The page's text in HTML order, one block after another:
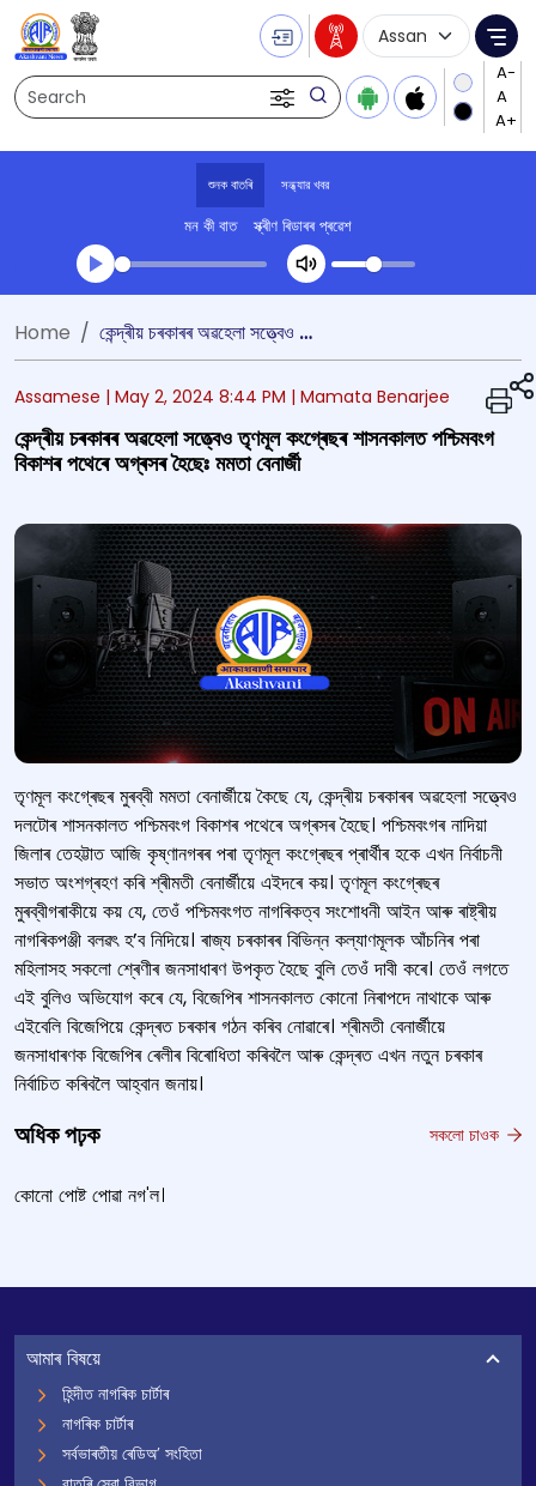
Search
Language
শুনক বাতৰি সন্ধ্যার খবর
মন কী বাত স্ক্ৰীণ ৰিডাৰৰ প্ৰৱেশ
Transcript summary
খেলা অডিঅ' সন্ধ্যার খবর
Home কেন্দ্ৰীয় চৰকাৰৰ অৱহেলা সত্ত্বেও তৃণমূল কংগ্ৰেছৰ শাসনকালত পশ্চিমবংগ বিকাশৰ পথেৰে অগ্ৰসৰ হৈছেঃ মমতা বেনাৰ্জী
Assamese | May 2, 2024 8:44 PM | Mamata Benarjee
কেন্দ্ৰীয় চৰকাৰৰ অৱহেলা সত্ত্বেও তৃণমূল কংগ্ৰেছৰ শাসনকালত পশ্চিমবংগ
বিকাশৰ পথেৰে অগ্ৰসৰ হৈছেঃ মমতা বেনাৰ্জী
তৃণমূল কংগ্ৰেছৰ মুৰব্বী মমতা বেনাৰ্জীয়ে কৈছে যে, কেন্দ্ৰীয় চৰকাৰৰ অৱহেলা সত্ত্বেও
দলটোৰ শাসনকালত পশ্চিমবংগ বিকাশৰ পথেৰে অগ্ৰসৰ হৈছে। পশ্চিমবংগৰ নাদিয়া
জিলাৰ তেহট্টাত আজি কৃষ্ণানগৰৰ পৰা তৃণমূল কংগ্ৰেছৰ প্ৰাৰ্থীৰ হকে এখন নির্বাচনী
সভাত অংশগ্ৰহণ কৰি শ্ৰীমতী বেনাৰ্জীয়ে এইদৰে কয়। তৃণমূল কংগ্ৰেছৰ
মুৰব্বীগৰাকীয়ে কয় যে, তেওঁ পশ্চিমবংগত নাগৰিকত্ব সংশোধনী আইন আৰু ৰাষ্ট্ৰীয়
নাগৰিকপঞ্জী বলৱৎ হ’ব নিদিয়ে। ৰাজ্য চৰকাৰৰ বিভিন্ন কল্যাণমূলক আঁচনিৰ পৰা
মহিলাসহ সকলো শ্ৰেণীৰ জনসাধাৰণ উপকৃত হৈছে বুলি তেওঁ দাবী কৰে। তেওঁ লগতে
এই বুলিও অভিযোগ কৰে যে, বিজেপিৰ শাসনকালত কোনো নিৰাপদে নাথাকে আৰু
এইবেলি বিজেপিয়ে কেন্দ্ৰত চৰকাৰ গঠন কৰিব নোৱাৰে। শ্ৰীমতী বেনাৰ্জীয়ে
জনসাধাৰণক বিজেপিৰ ৰেলীৰ বিৰোধিতা কৰিবলৈ আৰু কেন্দ্ৰত এখন নতুন চৰকাৰ
নিৰ্বাচিত কৰিবলৈ আহ্বান জনায়।
অধিক পঢ়ক সকলো চাওক
কোনো পোষ্ট পোৱা নগ'ল।
আমাৰ বিষয়ে
হিন্দীত নাগৰিক চাৰ্টাৰ
নাগৰিক চাৰ্টাৰ
সৰ্বভাৰতীয় ৰেডিঅ’ সংহিতা